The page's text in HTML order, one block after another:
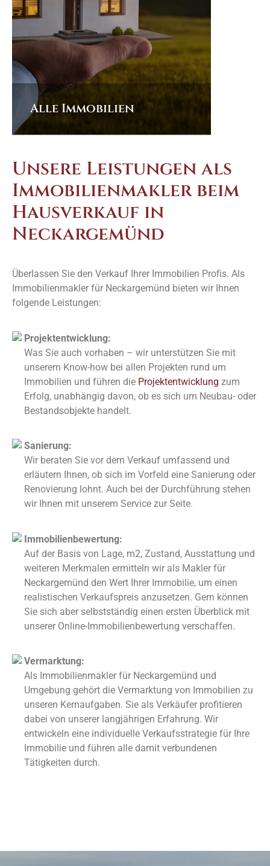
Alle Immobilien
verkaufen Immobilien aller Art in
Neckargemünd für Sie.
Unsere Leistungen als
Immobilienmakler beim
Hausverkauf in
Neckargemünd
Überlassen Sie den Verkauf Ihrer Immobilien Profis. Als
Immobilienmakler für Neckargemünd bieten wir Ihnen
folgende Leistungen:
Projektentwicklung:
Was Sie auch vorhaben – wir unterstützen Sie mit
unserem Know-how bei allen Projekten rund um
Immobilien und führen die Projektentwicklung zum
Erfolg, unabhängig davon, ob es sich um Neubau- oder
Bestandsobjekte handelt.
Sanierung:
Wir beraten Sie vor dem Verkauf umfassend und
erläutern Ihnen, ob sich im Vorfeld eine Sanierung oder
Renovierung lohnt. Auch bei der Durchführung stehen
wir Ihnen mit unserem Service zur Seite.
Immobilienbewertung:
Auf der Basis von Lage, m2, Zustand, Ausstattung und
weiteren Merkmalen ermitteln wir als Makler für
Neckargemünd den Wert Ihrer Immobilie, um einen
realistischen Verkaufspreis anzusetzen. Gern können
Sie sich aber selbstständig einen ersten Überblick mit
unserer Online-Immobilienbewertung verschaffen.
Vermarktung:
Als Immobilienmakler für Neckargemünd und
Umgebung gehört die Vermarktung von Immobilien zu
unseren Kernaufgaben. Sie als Verkäufer profitieren
dabei von unserer langjährigen Erfahrung. Wir
entwickeln eine individuelle Verkaufsstrategie für Ihre
Immobilie und führen alle damit verbundenen
Tätigkeiten durch.